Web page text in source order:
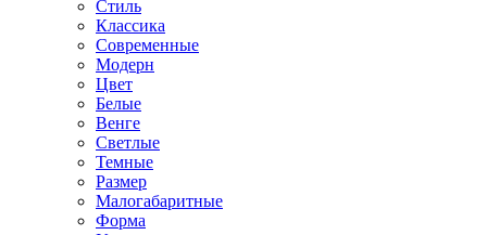
Стиль
Классика
Современные
Модерн
Цвет
Белые
Венге
Светлые
Темные
Размер
Малогабаритные
Форма